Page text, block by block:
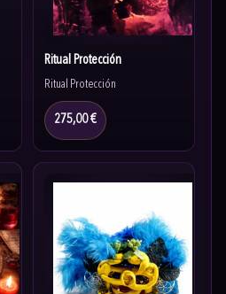
Ritual Protección
Ritual Protección
275,00 €